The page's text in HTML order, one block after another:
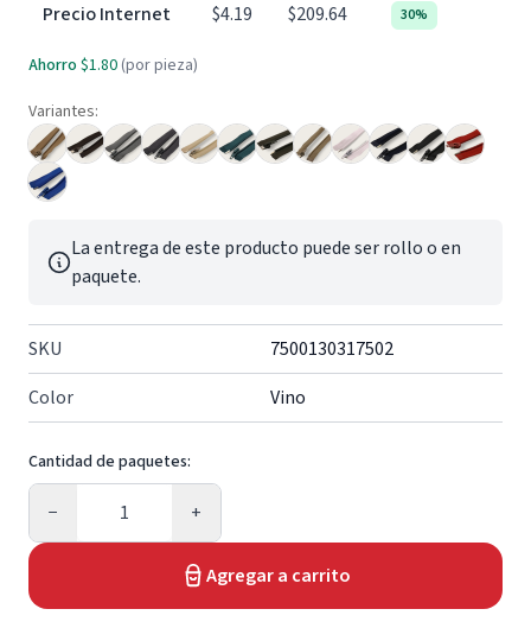
Precio Internet $4.19 $209.64 30%
Ahorro $1.80 (por pieza)
Variantes:
La entrega de este producto puede ser rollo o en
paquete.
SKU
7500130317502
Color
Vino
Cantidad de paquetes:
−
Cantidad
+
Agregar a carrito